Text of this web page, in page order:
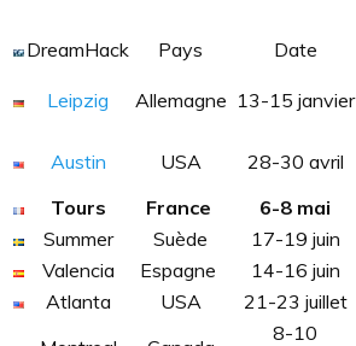
DreamHack Pays Date
Leipzig Allemagne 13-15 janvier
Austin USA 28-30 avril
Tours
France
6-8 mai
Summer
Suède
17-19 juin
Valencia
Espagne
14-16 juin
Atlanta
USA
21-23 juillet
8-10